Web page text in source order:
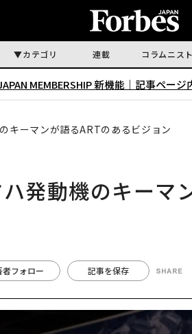
カテゴリ 連載 コラムニスト
MEMBERSHIP 新機能｜ 記事ページ
ーマンが語るARTのあるビジョン
発動機のキーマ
者フォロー 記事を保存